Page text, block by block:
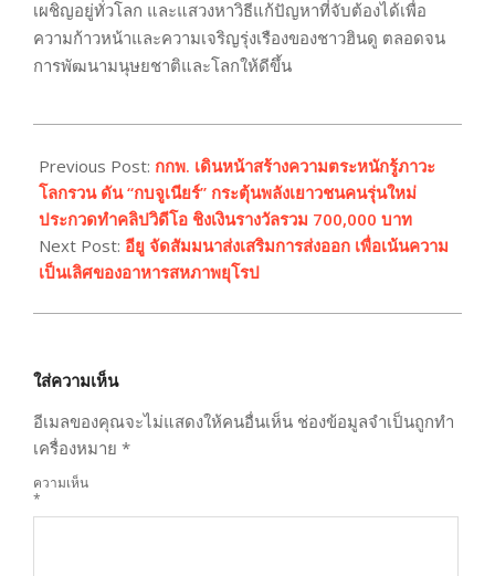
เผชิญอยู่ทั่วโลก และแสวงหาวิธีแก้ปัญหาที่จับต้องได้เพื่อ
ความก้าวหน้าและความเจริญรุ่งเรืองของชาวฮินดู ตลอดจน
การพัฒนามนุษยชาติและโลกให้ดีขึ้น
07-
22
Previous Post: กกพ. เดินหน้าสร้างความตระหนักรู้ภาวะ
โลกรวน ดัน “กบจูเนียร์” กระตุ้นพลังเยาวชนคนรุ่นใหม่
ประกวดทำคลิปวิดีโอ ชิงเงินรางวัลรวม 700,000 บาท
Next Post: อียู จัดสัมมนาส่งเสริมการส่งออก เพื่อเน้นความ
เป็นเลิศของอาหารสหภาพยุโรป
ใส่ความเห็น
อีเมลของคุณจะไม่แสดงให้คนอื่นเห็น ช่องข้อมูลจำเป็นถูกทำ
เครื่องหมาย *
ความเห็น
*